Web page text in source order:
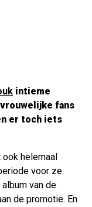
intieme
fans
er toch iets
helemaal
voor ze.
van de
de promotie. En